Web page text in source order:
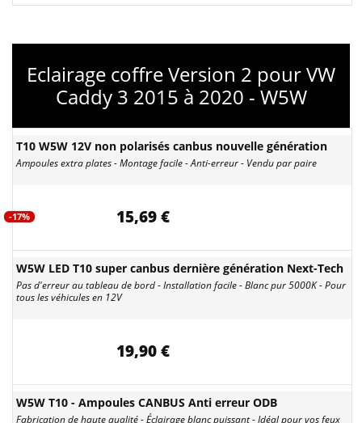
Eclairage coffre Version 2 pour VW
Caddy 3 2015 à 2020 - W5W
T10 W5W 12V non polarisés canbus nouvelle génération
Ampoules extra plates - Montage facile - Anti-erreur - Vendu par paire
-17% 15,69 €
W5W LED T10 super canbus dernière génération Next-Tech
Pas d'erreur au tableau de bord - Installation facile - Blanc pur 5000K - Pour
tous les véhicules en 12V
19,90 €
W5W T10 - Ampoules CANBUS Anti erreur ODB
Fabrication de haute qualité - Éclairage blanc puissant - Idéal pour vos feux